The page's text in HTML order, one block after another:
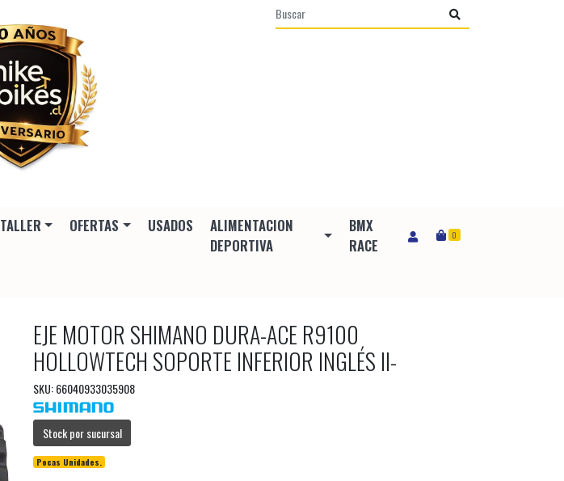
TALLER OFERTAS USADOS
ALIMENTACION
DEPORTIVA
BMX
RACE
0
EJE MOTOR SHIMANO DURA-ACE R9100
HOLLOWTECH SOPORTE INFERIOR INGLÉS II-
SKU: 66040933035908
Stock por sucursal
Pocas Unidades.